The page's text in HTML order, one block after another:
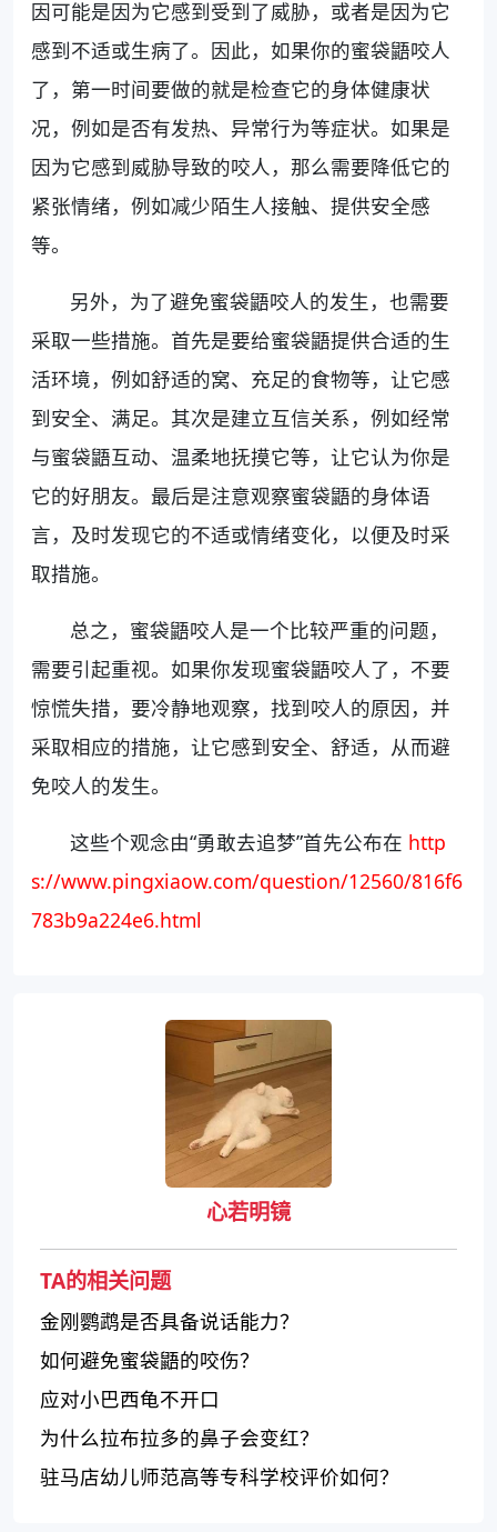
因可能是因为它感到受到了威胁，或者是因为它
感到不适或生病了。因此，如果你的蜜袋鼯咬人
了，第一时间要做的就是检查它的身体健康状
况，例如是否有发热、异常行为等症状。如果是
因为它感到威胁导致的咬人，那么需要降低它的
紧张情绪，例如减少陌生人接触、提供安全感
等。
另外，为了避免蜜袋鼯咬人的发生，也需要
采取一些措施。首先是要给蜜袋鼯提供合适的生
活环境，例如舒适的窝、充足的食物等，让它感
到安全、满足。其次是建立互信关系，例如经常
与蜜袋鼯互动、温柔地抚摸它等，让它认为你是
它的好朋友。最后是注意观察蜜袋鼯的身体语
言，及时发现它的不适或情绪变化，以便及时采
取措施。
总之，蜜袋鼯咬人是一个比较严重的问题，
需要引起重视。如果你发现蜜袋鼯咬人了，不要
惊慌失措，要冷静地观察，找到咬人的原因，并
采取相应的措施，让它感到安全、舒适，从而避
免咬人的发生。
这些个观念由“勇敢去追梦”首先公布在 http
s://www.pingxiaow.com/question/12560/816f6
783b9a224e6.html
心若明镜
TA的相关问题
金刚鹦鹉是否具备说话能力？
如何避免蜜袋鼯的咬伤？
应对小巴西龟不开口
为什么拉布拉多的鼻子会变红？
驻马店幼儿师范高等专科学校评价如何？